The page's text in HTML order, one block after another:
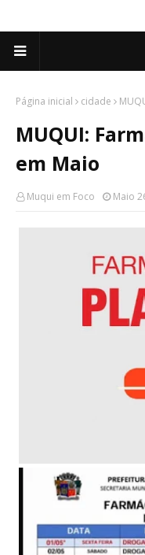
Página inicial cidade
MUQUI:
em Maio
Muqui em Foco Maio